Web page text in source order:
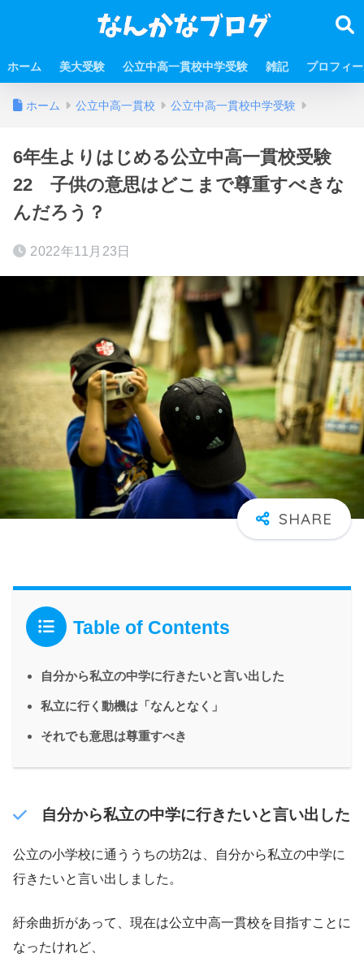
ホーム 美大受験 公立中高一貫校中学受験 雑記 プロフィ
ホーム 公立中高一貫校 公立中高一貫校中学受験
6年生よりはじめる公立中高一貫校受験
22 子供の意思はどこまで尊重すべきな
んだろう？
2022年11月23日
Table of Contents
自分から私立の中学に行きたいと言い出した
私立に行く動機は「なんとなく」
それでも意思は尊重すべき
自分から私立の中学に行きたいと言い出した
公立の小学校に通ううちの坊2は、自分から私立の中学に
行きたいと言い出しました。
紆余曲折があって、現在は公立中高一貫校を目指すことに
なったけれど、